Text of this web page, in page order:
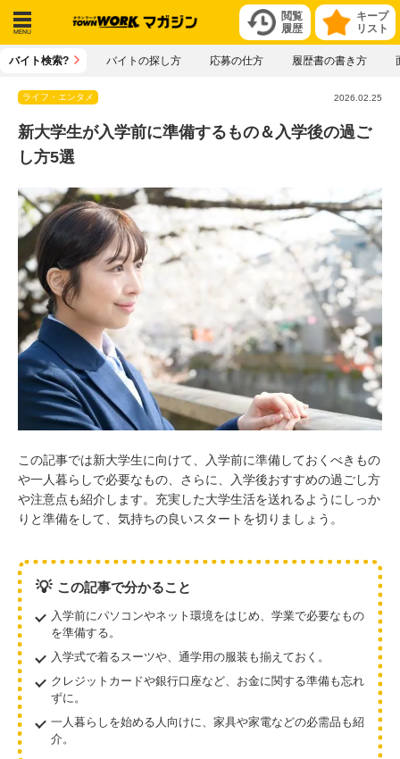
キープ
リスト
閲覧
履歴
メニ
バイト検索? バイトの探し方 応募の仕方 履歴書の書き方
ライフ・エンタメ 2026.02.25
新大学生が入学前に準備するもの＆入学後の過ご
し方5選
この記事では新大学生に向けて、入学前に準備しておくべきもの
や一人暮らしで必要なもの、さらに、入学後おすすめの過ごし方
や注意点も紹介します。充実した大学生活を送れるようにしっか
りと準備をして、気持ちの良いスタートを切りましょう。
💡 この記事で分かること
入学前にパソコンやネット環境をはじめ、学業で必要なもの
を準備する。
入学式で着るスーツや、通学用の服装も揃えておく。
クレジットカードや銀行口座など、お金に関する準備も忘れ
ずに。
一人暮らしを始める人向けに、家具や家電などの必需品も紹
介。